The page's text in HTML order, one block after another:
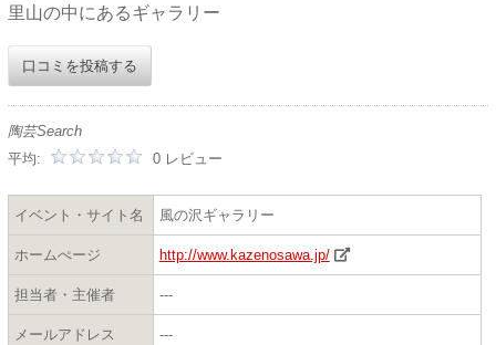
里山の中にあるギャラリー
口コミを投稿する
陶芸Search
平均:
0 レビュー
イベント・サイト名 風の沢ギャラリー
ホームぺージ http://www.kazenosawa.jp/
担当者・主催者 ---
メールアドレス ---